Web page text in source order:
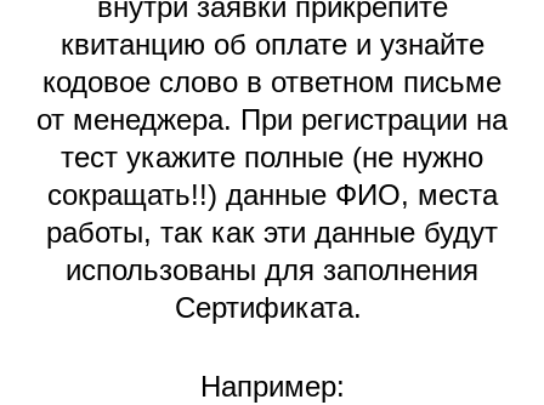
внутри заявки прикрепите
квитанцию об оплате и узнайте
кодовое слово в ответном письме
от менеджера. При регистрации на
тест укажите полные (не нужно
сокращать!!) данные ФИО, места
работы, так как эти данные будут
использованы для заполнения
Сертификата.
Например: